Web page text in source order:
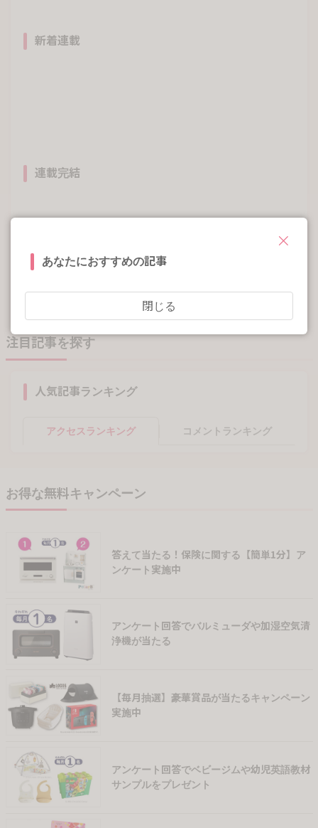
新着連載
連載完結
もっと見る
注目記事を探す
人気記事ランキング
アクセスランキング コメントランキング
お得な無料キャンペーン
答えて当たる！保険に関する【簡単1分】ア
ンケート実施中
アンケート回答でバルミューダや加湿空気清
浄機が当たる
【毎月抽選】豪華賞品が当たるキャンペーン
実施中
アンケート回答でベビージムや幼児英語教材
サンプルをプレゼント
あなたにおすすめの記事
閉じる